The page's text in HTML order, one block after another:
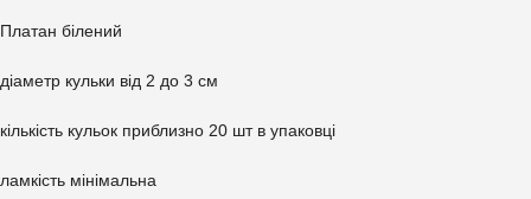
Платан білений
діаметр кульки від 2 до 3 см
кількість кульок приблизно 20 шт в упаковці
ламкість мінімальна